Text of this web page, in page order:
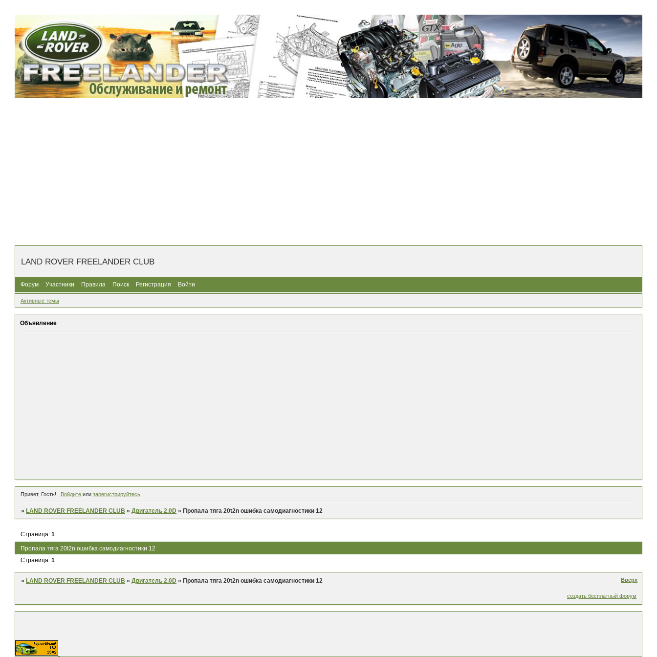
LAND ROVER FREELANDER CLUB
Форум Участники Правила Поиск Регистрация Войти
Активные темы
Объявление
Привет, Гость! Войдитеили зарегистрируйтесь.
»LAND ROVER FREELANDER CLUB »Двигатель 2.0D »Пропала тяга 20t2n ошибка самодиагностики 12
Пропала тяга 20t2n ошибка самодиагностики 12
Страница:1
Страница:1
» LAND ROVER FREELANDER CLUB »Двигатель 2.0D » Пропала тяга 20t2n ошибка самодиагностики 12 Вверх
создать бесплатный форум